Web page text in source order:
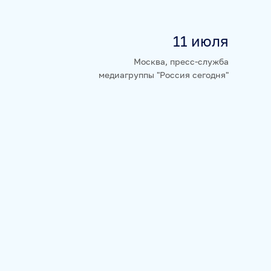
11 июля
Москва, пресс-служба
медиагруппы "Россия сегодня"